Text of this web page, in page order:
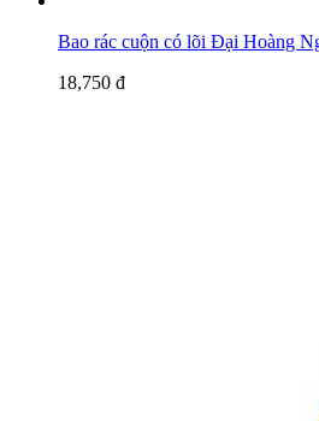
Bao rác cuộn có lõi Đại Hoàng
18,750 đ